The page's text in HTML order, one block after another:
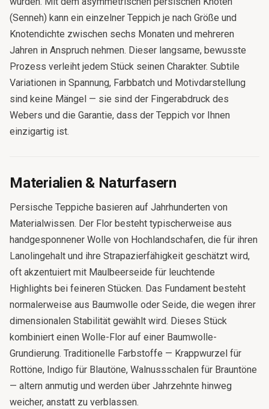
(Senneh) kann ein einzelner Teppich je nach Größe und
Knotendichte zwischen sechs Monaten und mehreren
Jahren in Anspruch nehmen. Dieser langsame, bewusste
Prozess verleiht jedem Stück seinen Charakter. Subtile
Variationen in Spannung, Farbbatch und Motivdarstellung
sind keine Mängel — sie sind der Fingerabdruck des
Webers und die Garantie, dass der Teppich vor Ihnen
einzigartig ist.
Materialien & Naturfasern
Persische Teppiche basieren auf Jahrhunderten von
Materialwissen. Der Flor besteht typischerweise aus
handgesponnener Wolle von Hochlandschafen, die für ihren
Lanolingehalt und ihre Strapazierfähigkeit geschätzt wird,
oft akzentuiert mit Maulbeerseide für leuchtende
Highlights bei feineren Stücken. Das Fundament besteht
normalerweise aus Baumwolle oder Seide, die wegen ihrer
dimensionalen Stabilität gewählt wird. Dieses Stück
kombiniert einen Wolle-Flor auf einer Baumwolle-
Grundierung. Traditionelle Farbstoffe — Krappwurzel für
Rottöne, Indigo für Blautöne, Walnussschalen für Brauntöne
— altern anmutig und werden über Jahrzehnte hinweg
weicher, anstatt zu verblassen.